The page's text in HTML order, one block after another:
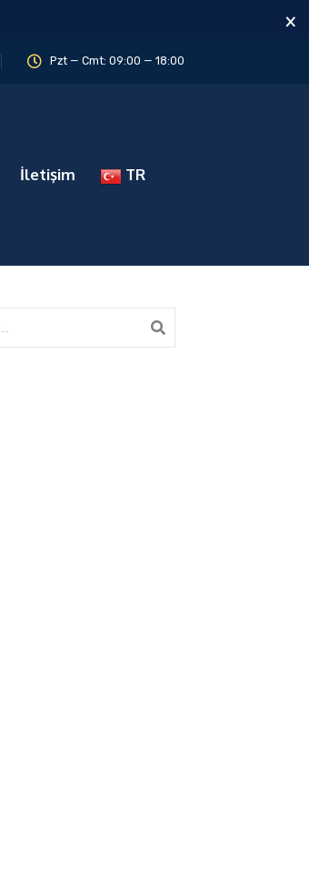
×
Pzt — Cmt: 09:00 — 18:00
İletişim TR